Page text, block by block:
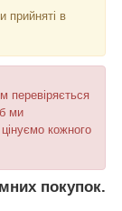
прийняті в
перевіряється
ми
кожного
покупок.